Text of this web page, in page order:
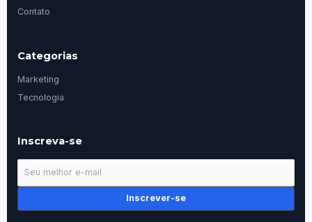
Contato
Categorias
Marketing
Tecnologia
Inscreva-se
Inscrever-se